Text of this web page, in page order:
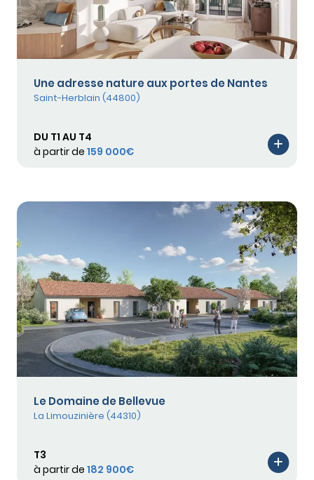
Une adresse nature aux portes de Nantes
Saint-Herblain (44800)
DU T1 AU T4
à partir de 159 000€
Le Domaine de Bellevue
La Limouzinière (44310)
T3
à partir de 182 900€